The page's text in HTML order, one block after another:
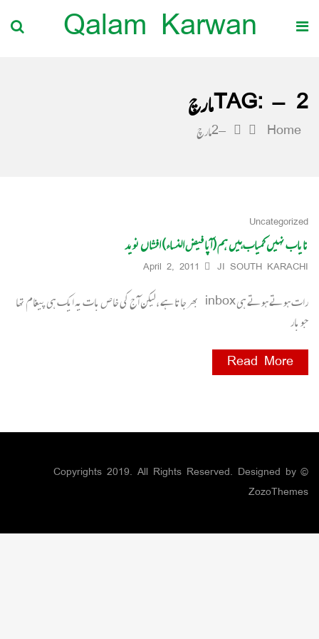
Qalam Karwan
TAG:– 2مارچ
Home – 2مارچ
Uncategorized
نایاب نہیں کمیاب ہیں ہم (آپا فیض النساء) افشاں نوید
JI SOUTH KARACHI
April 2, 2011
رات ہوتے ہوتے ہی inbox بھر جاتا ہے ،لیکن آج کی خاص بات یہ ایک ہی پیغام تھا
جو بار
Read More
© Copyrights 2019. All Rights Reserved. Designed by
ZozoThemes